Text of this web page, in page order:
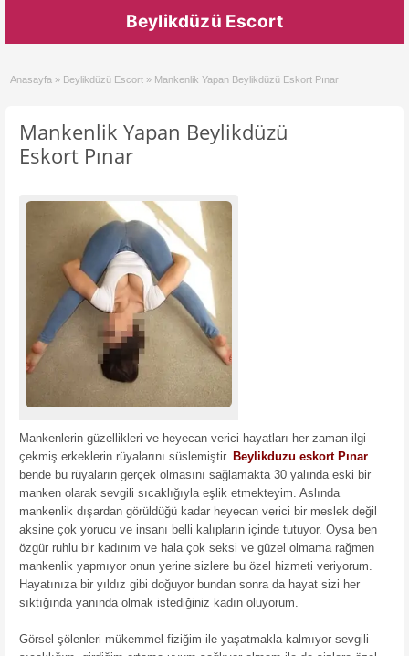
Beylikdüzü Escort
Anasayfa » Beylikdüzü Escort » Mankenlik Yapan Beylikdüzü Eskort Pınar
Mankenlik Yapan Beylikdüzü
Eskort Pınar
Mankenlerin güzellikleri ve heyecan verici hayatları her zaman ilgi
çekmiş erkeklerin rüyalarını süslemiştir. Beylikduzu eskort Pınar
bende bu rüyaların gerçek olmasını sağlamakta 30 yalında eski bir
manken olarak sevgili sıcaklığıyla eşlik etmekteyim. Aslında
mankenlik dışardan görüldüğü kadar heyecan verici bir meslek değil
aksine çok yorucu ve insanı belli kalıpların içinde tutuyor. Oysa ben
özgür ruhlu bir kadınım ve hala çok seksi ve güzel olmama rağmen
mankenlik yapmıyor onun yerine sizlere bu özel hizmeti veriyorum.
Hayatınıza bir yıldız gibi doğuyor bundan sonra da hayat sizi her
sıktığında yanında olmak istediğiniz kadın oluyorum.
Görsel şölenleri mükemmel fiziğim ile yaşatmakla kalmıyor sevgili